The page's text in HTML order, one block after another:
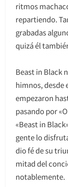
ritmos
repartiendo.
grabadas
quizá él
Beast in Black
himnos, desde
empezaron
pasando por
«Beast in
gente lo
dio fé de su
mitad del
notablemente.